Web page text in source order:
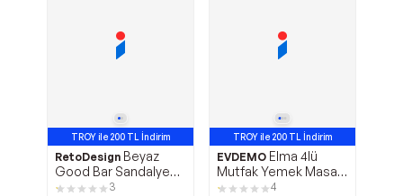
TROY ile 200 TL İndirim
RetoDesign Beyaz
Good Bar Sandalyesi
1652B
3
TROY ile 200 TL İndirim
EVDEMO Elma 4lü
Mutfak Yemek Masası
Sandalyesi Krem
4